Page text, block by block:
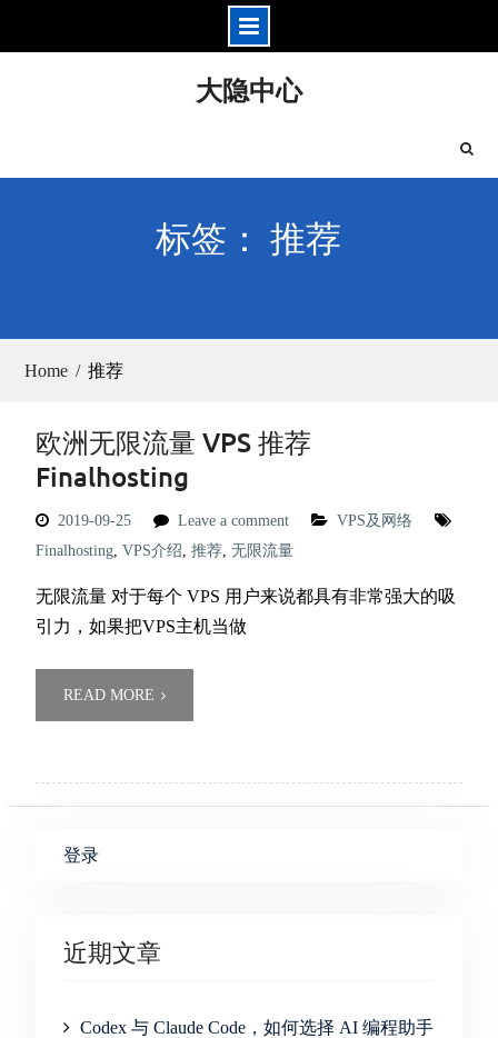
大隐中心
标签： 推荐
Home 推荐
欧洲无限流量 VPS 推荐
Finalhosting
2019-09-25 Leave a comment
VPS及网络
Finalhosting, VPS介绍, 推荐, 无限流量
无限流量 对于每个 VPS 用户来说都具有非常强大的吸
引力，如果把VPS主机当做
READ MORE
登录
近期文章
Codex 与 Claude Code，如何选择 AI 编程助手